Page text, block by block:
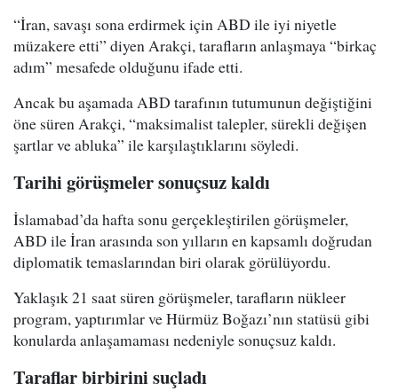
“İran, savaşı sona erdirmek için ABD ile iyi niyetle
müzakere etti” diyen Arakçi, tarafların anlaşmaya “birkaç
adım” mesafede olduğunu ifade etti.
Ancak bu aşamada ABD tarafının tutumunun değiştiğini
öne süren Arakçi, “maksimalist talepler, sürekli değişen
şartlar ve abluka” ile karşılaştıklarını söyledi.
Tarihi görüşmeler sonuçsuz kaldı
İslamabad’da hafta sonu gerçekleştirilen görüşmeler,
ABD ile İran arasında son yılların en kapsamlı doğrudan
diplomatik temaslarından biri olarak görülüyordu.
Yaklaşık 21 saat süren görüşmeler, tarafların nükleer
program, yaptırımlar ve Hürmüz Boğazı’nın statüsü gibi
konularda anlaşamaması nedeniyle sonuçsuz kaldı.
Taraflar birbirini suçladı